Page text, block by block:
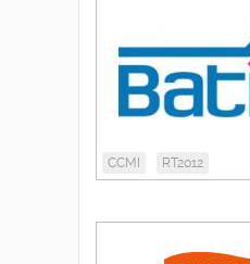
CCMI RT2012